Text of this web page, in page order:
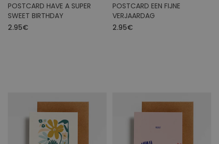
POSTCARD HAVE A SUPER
SWEET BIRTHDAY
2.95€
POSTCARD EEN FIJNE
VERJAARDAG
2.95€